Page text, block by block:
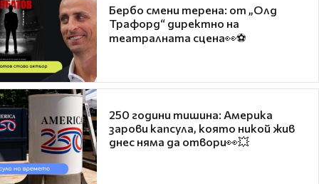
Бербо смени терена: от „Олд
Трафорд“ директно на
театралната сцена👀⚽
250 години тишина: Америка
зарови капсула, която никой жив
днес няма да отвори👀💥